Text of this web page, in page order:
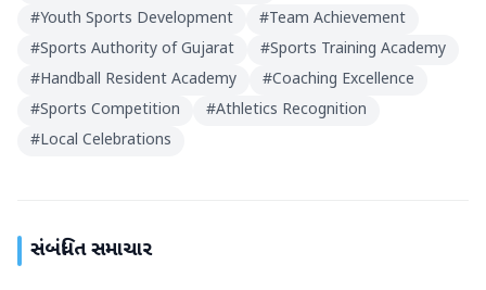
#Youth Sports Development #Team Achievement
#Sports Authority of Gujarat #Sports Training Academy
#Handball Resident Academy #Coaching Excellence
#Sports Competition #Athletics Recognition
#Local Celebrations
સંબંધિત સમાચાર